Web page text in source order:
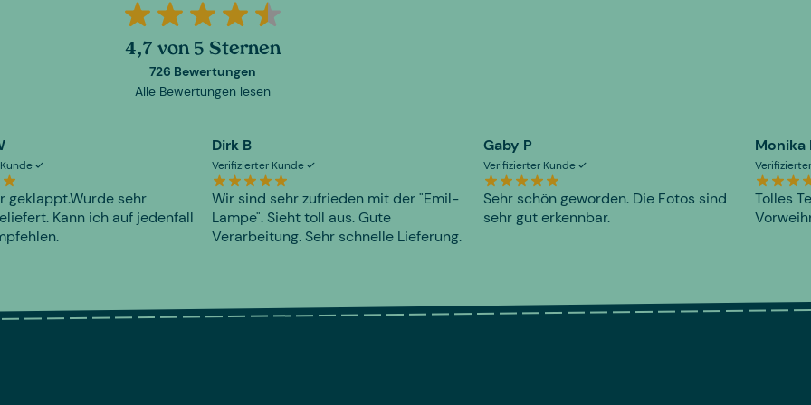
4,7 von 5 Sternen
726 Bewertungen
Alle Bewertungen lesen
geklappt.Wurde sehr
Kann ich auf jedenfall
Dirk B
Verifizierter Kunde
Wir sind sehr zufrieden mit der "Emil-
Lampe". Sieht toll aus. Gute
Verarbeitung. Sehr schnelle Lieferung.
Gaby P
Verifizierter Kunde
Sehr schön geworden. Die Fotos sind
sehr gut erkennbar.
Monika
Tolles